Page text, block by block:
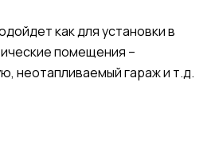
как для установки в
помещения –
неотапливаемый гараж и т.д.